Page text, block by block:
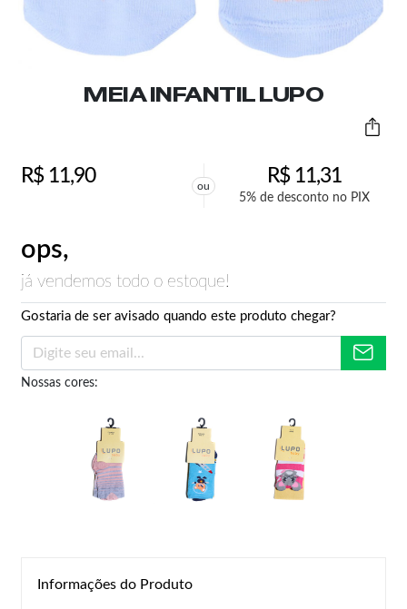
MEIA INFANTIL LUPO
R$11,90 ou R$11,31
5% de desconto no PIX
ops,
já vendemos todo o estoque!
Gostaria de ser avisado quando este produto chegar?
Nossas cores:
Informações do Produto